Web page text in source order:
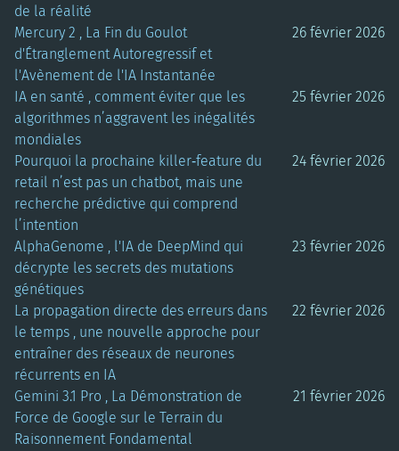
de la réalité
Mercury 2 , La Fin du Goulot
d'Étranglement Autoregressif et
l'Avènement de l'IA Instantanée
26 février 2026
IA en santé , comment éviter que les
algorithmes n’aggravent les inégalités
mondiales
25 février 2026
Pourquoi la prochaine killer‑feature du
retail n’est pas un chatbot, mais une
recherche prédictive qui comprend
l’intention
24 février 2026
AlphaGenome , l'IA de DeepMind qui
décrypte les secrets des mutations
génétiques
23 février 2026
La propagation directe des erreurs dans
le temps , une nouvelle approche pour
entraîner des réseaux de neurones
récurrents en IA
22 février 2026
Gemini 3.1 Pro , La Démonstration de
Force de Google sur le Terrain du
Raisonnement Fondamental
21 février 2026